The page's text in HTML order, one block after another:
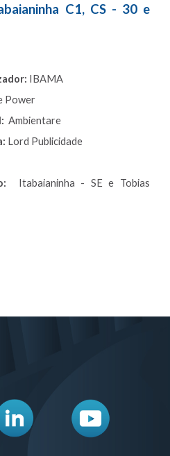
C1, CS- 30e
IBAMA
Power
Ambientare
Lord Publicidade
Itabaianinha - SE e Tobias